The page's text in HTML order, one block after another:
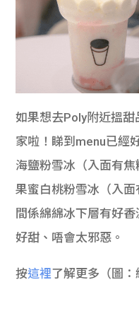
如果想去Poly附近搵
家啦！睇到menu已經
海鹽粉雪冰（入面有
果蜜白桃粉雪冰（入
間係綿綿冰下層有好
好甜、唔會太邪惡。
按這裡了解更多（圖：